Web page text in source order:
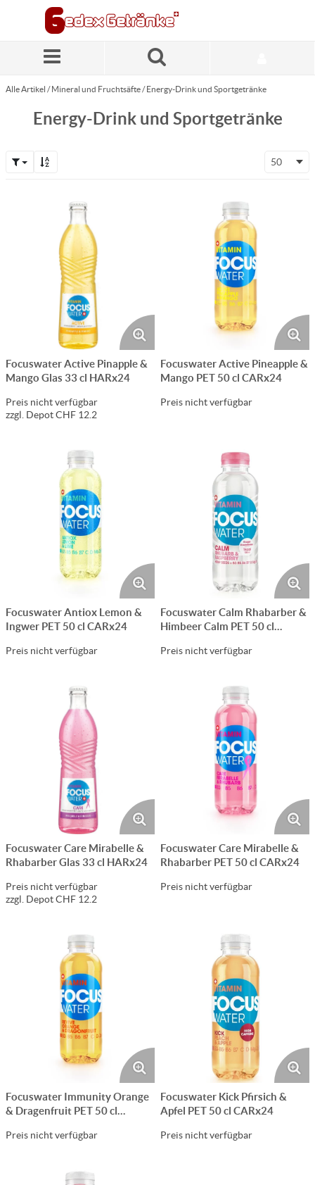
Alle Artikel / Mineral und Fruchtsäfte / Energy-Drink und Sportgetränke
Energy-Drink und Sportgetränke
50
Focuswater Active Pinapple &
Mango Glas 33 cl HARx24
Preis nicht verfügbar
zzgl. Depot CHF 12.2
Focuswater Active Pineapple &
Mango PET 50 cl CARx24
Preis nicht verfügbar
Focuswater Antiox Lemon &
Ingwer PET 50 cl CARx24
Preis nicht verfügbar
Focuswater Calm Rhabarber &
Himbeer Calm PET 50 cl
Preis nicht verfügbar
Focuswater Care Mirabelle &
Rhabarber Glas 33 cl HARx24
Preis nicht verfügbar
zzgl. Depot CHF 12.2
Focuswater Care Mirabelle &
Rhabarber PET 50 cl CARx24
Preis nicht verfügbar
Focuswater Immunity Orange
& Dragenfruit PET 50 cl
Preis nicht verfügbar
Focuswater Kick Pfirsich &
Apfel PET 50 cl CARx24
Preis nicht verfügbar